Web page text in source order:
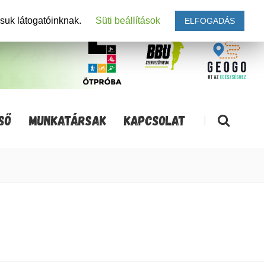
MUNKATÁRSAK KAPCSOLAT |
látogatóinknak. Süti beállítások ELFOGADÁS